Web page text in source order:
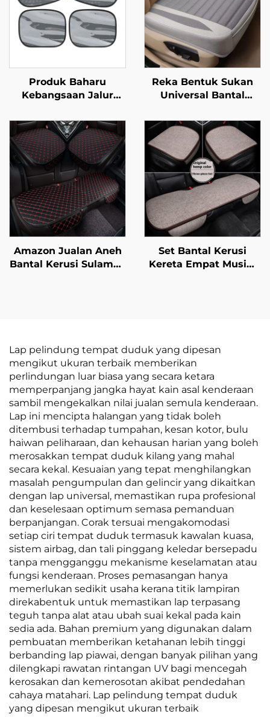
Produk Baharu
Kebangsaan Jalur
Penutup Cermin
Kereta Penghalang
Panas Elektrostatik
Tirai Tingkap untuk
Penebatan Haba dan
Penapisan UV
Reka Bentuk Sukan
Universal Bantal
Sekeping dengan Ciri
Penyejuk dan Urut
Kain Linen untuk
Musim Bunga dan
Musim Panas Sesuai
Mazda
Amazon Jualan Aneh
Bantal Kerusi Sulaman
Set Bantal Kerusi
Kereta Empat Musim
Lap pelindung tempat duduk yang dipesan
mengikut ukuran terbaik memberikan
perlindungan luar biasa yang secara ketara
memperpanjang jangka hayat kain asal kenderaan
sambil mengekalkan nilai jualan semula kenderaan.
Lap ini mencipta halangan yang tidak boleh
ditembusi terhadap tumpahan, kesan kotor, bulu
haiwan peliharaan, dan kehausan harian yang boleh
merosakkan tempat duduk kilang yang mahal
secara kekal. Kesuaian yang tepat menghilangkan
masalah pengumpulan dan gelincir yang dikaitkan
dengan lap universal, memastikan rupa profesional
dan keselesaan optimum semasa pemanduan
berpanjangan. Corak tersuai mengakomodasi
setiap ciri tempat duduk termasuk kawalan kuasa,
sistem airbag, dan tali pinggang keledar bersepadu
tanpa mengganggu mekanisme keselamatan atau
fungsi kenderaan. Proses pemasangan hanya
memerlukan sedikit usaha kerana titik lampiran
direkabentuk untuk memastikan lap terpasang
teguh tanpa alat atau ubah suai kekal pada kain
sedia ada. Bahan premium yang digunakan dalam
pembuatan memberikan ketahanan lebih tinggi
berbanding lap piawai, dengan banyak pilihan yang
dilengkapi rawatan rintangan UV bagi mencegah
kerosakan dan kemerosotan akibat pendedahan
cahaya matahari. Lap pelindung tempat duduk
yang dipesan mengikut ukuran terbaik